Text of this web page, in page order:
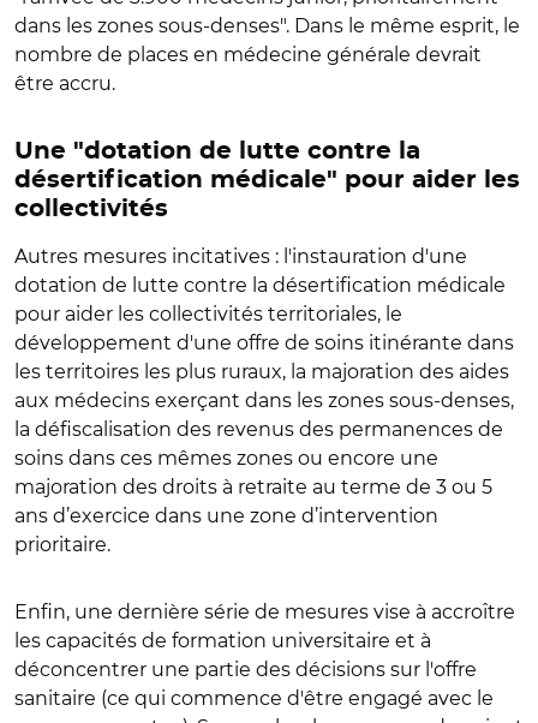
dans les zones sous-denses". Dans le même esprit, le
nombre de places en médecine générale devrait
être accru.
Une "dotation de lutte contre la
désertification médicale" pour aider les
collectivités
Autres mesures incitatives : l'instauration d'une
dotation de lutte contre la désertification médicale
pour aider les collectivités territoriales, le
développement d'une offre de soins itinérante dans
les territoires les plus ruraux, la majoration des aides
aux médecins exerçant dans les zones sous-denses,
la défiscalisation des revenus des permanences de
soins dans ces mêmes zones ou encore une
majoration des droits à retraite au terme de 3 ou 5
ans d’exercice dans une zone d’intervention
prioritaire.
Enfin, une dernière série de mesures vise à accroître
les capacités de formation universitaire et à
déconcentrer une partie des décisions sur l'offre
sanitaire (ce qui commence d'être engagé avec le